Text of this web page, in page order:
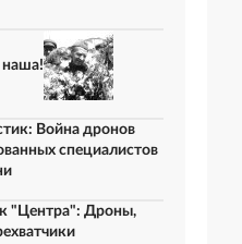
наша!
Война дронов
специалистов
"Центра": Дроны,